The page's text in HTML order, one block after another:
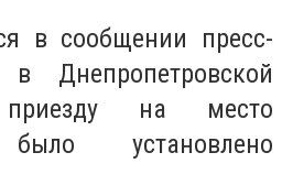
в сообщении пресс-
Днепропетровской
на место
было установлено